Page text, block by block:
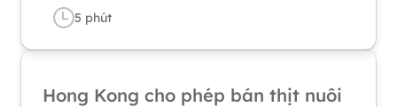
5 phút
Hong Kong cho phép bán thịt nuôi